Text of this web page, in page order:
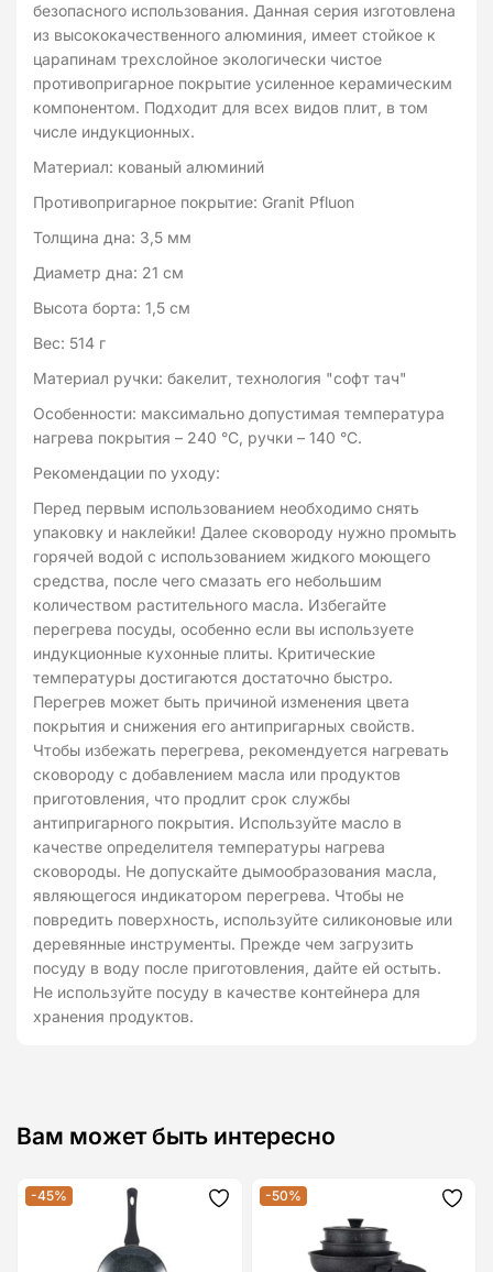
безопасного использования. Данная серия изготовлена ​​
из высококачественного алюминия, имеет стойкое к
царапинам трехслойное экологически чистое
противопригарное покрытие усиленное керамическим
компонентом. Подходит для всех видов плит, в том
числе индукционных.
Материал: кованый алюминий
Противопригарное покрытие: Granit Pfluon
Толщина дна: 3,5 мм
Диаметр дна: 21 см
Высота борта: 1,5 см
Вес: 514 г
Материал ручки: бакелит, технология "софт тач"
Особенности: максимально допустимая температура
нагрева покрытия – 240 °C, ручки – 140 °C.
Рекомендации по уходу:
Перед первым использованием необходимо снять
упаковку и наклейки! Далее сковороду нужно промыть
горячей водой с использованием жидкого моющего
средства, после чего смазать его небольшим
количеством растительного масла. Избегайте
перегрева посуды, особенно если вы используете
индукционные кухонные плиты. Критические
температуры достигаются достаточно быстро.
Перегрев может быть причиной изменения цвета
покрытия и снижения его антипригарных свойств.
Чтобы избежать перегрева, рекомендуется нагревать
сковороду с добавлением масла или продуктов
приготовления, что продлит срок службы
антипригарного покрытия. Используйте масло в
качестве определителя температуры нагрева
сковороды. Не допускайте дымообразования масла,
являющегося индикатором перегрева. Чтобы не
повредить поверхность, используйте силиконовые или
деревянные инструменты. Прежде чем загрузить
посуду в воду после приготовления, дайте ей остыть.
Не используйте посуду в качестве контейнера для
хранения продуктов.
Вам может быть интересно
-45% Додати-50%